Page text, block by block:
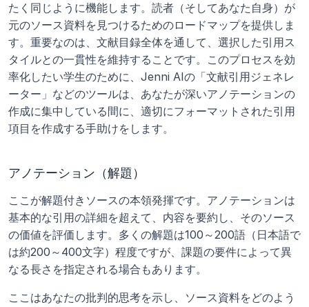
たく同じように機能します。読者（そしてあなた自身）が
元のソース資料を見つけるためのロードマップを提供しま
す。重要なのは、文献目録全体を通して、選択した引用ス
タイルとの一貫性を維持することです。このプロセスを効
率化したい学生のために、Jenni AIの「文献引用ジェネレ
ーター」などのツールは、あなたが深いアノテーションの
作成に集中している間に、適切にフォーマットされた引用
項目を作成する手助けをします。
アノテーション（解題）
ここが解題付きソースの本領発揮です。アノテーションは
基本的な引用の詳細を超えて、内容を要約し、そのソース
の価値を評価します。多くの解題は100～200語（日本語で
は約200～400文字）程度ですが、課題の要件によって異
なる長さを指定される場合もあります。
ここはあなたの批判的思考を示し、ソース資料をどのよう